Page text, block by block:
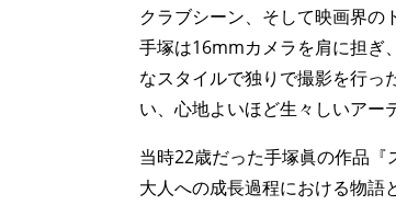
クラブシーン、そして映画界の
手塚は16mmカメラを肩に担ぎ
なスタイルで独りで撮影を行っ
い、心地よいほど生々しいアー
当時22歳だった手塚眞の作品『
大人への成長過程における物語